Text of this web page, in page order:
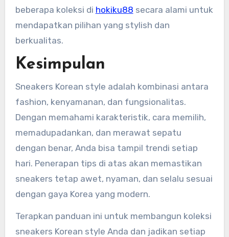
beberapa koleksi di hokiku88 secara alami untuk
mendapatkan pilihan yang stylish dan
berkualitas.
Kesimpulan
Sneakers Korean style adalah kombinasi antara
fashion, kenyamanan, dan fungsionalitas.
Dengan memahami karakteristik, cara memilih,
memadupadankan, dan merawat sepatu
dengan benar, Anda bisa tampil trendi setiap
hari. Penerapan tips di atas akan memastikan
sneakers tetap awet, nyaman, dan selalu sesuai
dengan gaya Korea yang modern.
Terapkan panduan ini untuk membangun koleksi
sneakers Korean style Anda dan jadikan setiap